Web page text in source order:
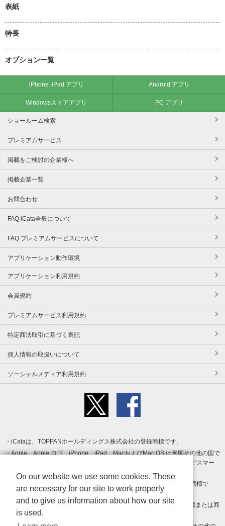
表紙
特長
オプション一覧
iPhone･iPad アプリ Android アプリ
Windowsストアアプリ PC アプリ
ショールーム検索
プレミアムサービス
掲載をご検討の企業様へ
掲載企業一覧
お問合わせ
FAQ iCata全般について
FAQ プレミアムサービスについて
アプリケーション動作環境
アプリケーション利用規約
会員規約
プレミアムサービス利用規約
特定商法取引に基づく表記
個人情報の取扱いについて
ソーシャルメディア利用規約
iCataは、TOPPANホールディングス株式会社の登録商標です。
Apple、Apple ロゴ、iPhone、iPad、MacおよびMac OS は米国その他の国で
登録された Apple Inc. の商標です。App Store は Apple Inc. のサービスマー
クです。
Android、Google Play および Google Play ロゴ は Google LLC の商標で
す。
Windows は Microsoft Inc.の米国およびその他の国における登録商標または商
標です。
On our website we use some cookies. These
are necessary for our site to work properly
and to give us information about how our site
is used.